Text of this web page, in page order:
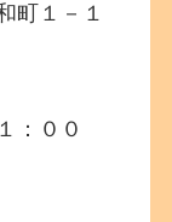
町１－１
：００